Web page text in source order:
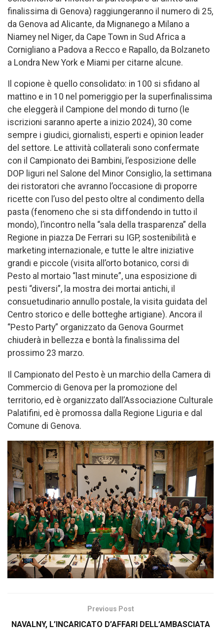
finalissima di Genova) raggiungeranno il numero di 25,
da Genova ad Alicante, da Mignanego a Milano a
Niamey nel Niger, da Cape Town in Sud Africa a
Cornigliano a Padova a Recco e Rapallo, da Bolzaneto
a Londra New York e Miami per citarne alcune.
Il copione è quello consolidato: in 100 si sfidano al
mattino e in 10 nel pomeriggio per la superfinalissima
che eleggerà il Campione del mondo di turno (le
iscrizioni saranno aperte a inizio 2024), 30 come
sempre i giudici, giornalisti, esperti e opinion leader
del settore. Le attività collaterali sono confermate
con il Campionato dei Bambini, l’esposizione delle
DOP liguri nel Salone del Minor Consiglio, la settimana
dei ristoratori che avranno l’occasione di proporre
ricette con l’uso del pesto oltre al condimento della
pasta (fenomeno che si sta diffondendo in tutto il
mondo), l’incontro nella “sala della trasparenza” della
Regione in piazza De Ferrari su IGP, sostenibilità e
marketing internazionale, e tutte le altre iniziative
grandi e piccole (visita all’orto botanico, corsi di
Pesto al mortaio “last minute”, una esposizione di
pesti “diversi”, la mostra dei mortai antichi, il
consuetudinario annullo postale, la visita guidata del
Centro storico e delle botteghe artigiane). Ancora il
“Pesto Party” organizzato da Genova Gourmet
chiuderà in bellezza e bontà la finalissima del
prossimo 23 marzo.
Il Campionato del Pesto è un marchio della Camera di
Commercio di Genova per la promozione del
territorio, ed è organizzato dall’Associazione Culturale
Palatifini, ed è promossa dalla Regione Liguria e dal
Comune di Genova.
Previous Post
NAVALNY, L’INCARICATO D’AFFARI DELL’AMBASCIATA